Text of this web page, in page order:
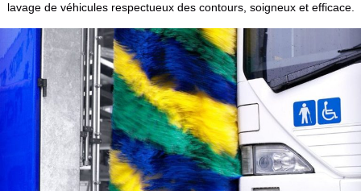
lavage de véhicules respectueux des contours, soigneux et efficace.